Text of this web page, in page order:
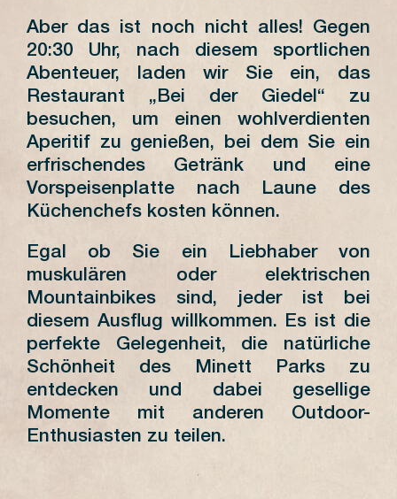
Aber das ist noch nicht alles! Gegen
20:30 Uhr, nach diesem sportlichen
Abenteuer, laden wir Sie ein, das
Restaurant „Bei der Giedel“ zu
besuchen, um einen wohlverdienten
Aperitif zu genießen, bei dem Sie ein
erfrischendes Getränk und eine
Vorspeisenplatte nach Laune des
Küchenchefs kosten können.
Egal ob Sie ein Liebhaber von
muskulären oder elektrischen
Mountainbikes sind, jeder ist bei
diesem Ausflug willkommen. Es ist die
perfekte Gelegenheit, die natürliche
Schönheit des Minett Parks zu
entdecken und dabei gesellige
Momente mit anderen Outdoor-
Enthusiasten zu teilen.